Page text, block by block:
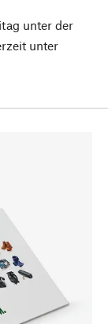
unter der
unter